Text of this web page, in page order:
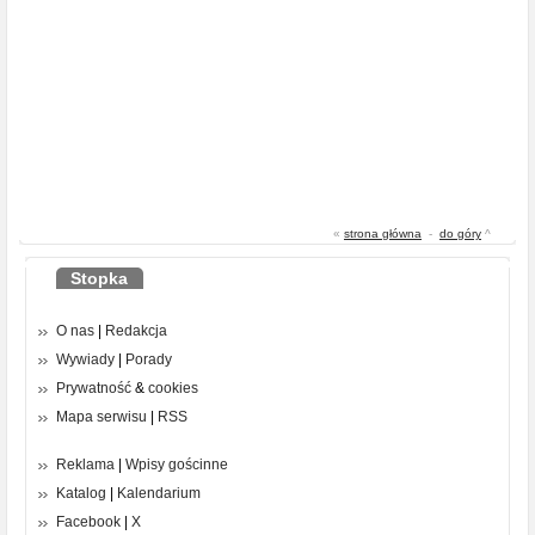
« strona główna - do góry ^
Stopka
O nas
Redakcja
Wywiady
Porady
Prywatność & cookies
Mapa serwisu
RSS
Reklama
Wpisy gościnne
Katalog
Kalendarium
Facebook
X